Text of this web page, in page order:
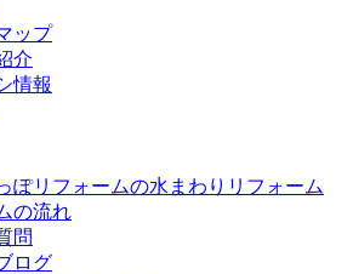
ップ
介
情報
ぽリフォームの水まわりリフォーム
の流れ
問
ログ